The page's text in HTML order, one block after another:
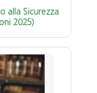
alla Sicurezza
2025)